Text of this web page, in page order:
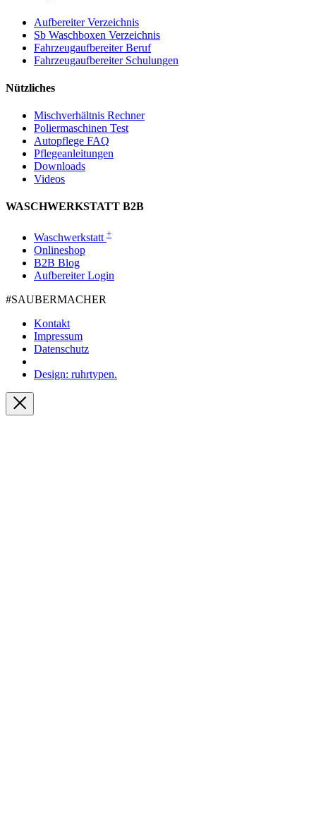
Aufbereiter Verzeichnis
Sb Waschboxen Verzeichnis
Fahrzeugaufbereiter Beruf
Fahrzeugaufbereiter Schulungen
Nützliches
Mischverhältnis Rechner
Poliermaschinen Test
Autopflege FAQ
Pflegeanleitungen
Downloads
Videos
WASCHWERKSTATT B2B
Waschwerkstatt +
Onlineshop
B2B Blog
Aufbereiter Login
#SAUBER­MACHER
Kontakt
Impressum
Datenschutz
Design: ruhrtypen.